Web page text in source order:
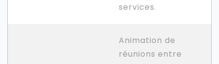
services.
Animation de
réunions entre